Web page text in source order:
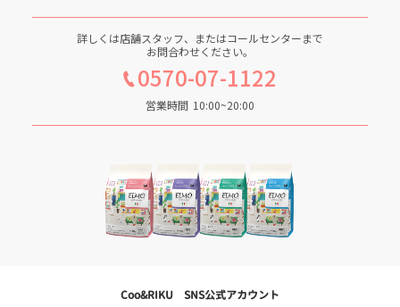
詳しくは店舗スタッフ、またはコールセンターまで
お問合わせください。
0570-07-1122
営業時間 10:00~20:00
Coo&RIKU SNS公式アカウント